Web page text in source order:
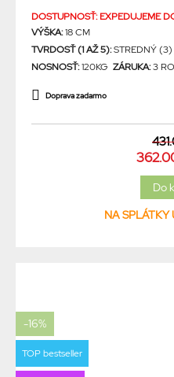
DOSTUPNOSŤ: EXPEDUJEME
VÝŠKA:18 CM
TVRDOSŤ (1 AŽ 5):STREDNÝ (3)
NOSNOSŤ:120KG ZÁRUKA:3
Doprava zadarmo
NA
-16%
TOP bestseller